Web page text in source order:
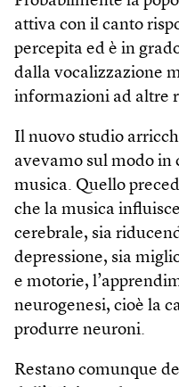
attiva con il canto
percepita ed è in
dalla vocalizzazione
informazioni ad altre
Il nuovo studio
avevamo sul modo in
musica. Quello
che la musica
cerebrale, sia
depressione, sia
e motorie,
neurogenesi, cioè la
produrre neuroni.
Restano comunque